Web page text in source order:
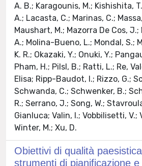
A. B.; Karagounis, M.; Kishishita,
A.; Lacasta, C.; Marinas, C.;
Maushart, M.; Mazorra De Cos,
A.; Molina-Bueno, L.; Mondal, S.;
K. R.; Okazaki, Y.; Onuki, Y.;
Pham, H.; Pilsl, B.; Ratti, L.; Re,
Elisa; Ripp-Baudot, I.; Rizzo, G.;
Schwanda, C.; Schwenker, B.;
R.; Serrano, J.; Song, W.;
Gianluca; Valin, I.; Vobbilisetti, V.;
Winter, M.; Xu, D.
Obiettivi di qualità
strumenti di pianificazione e